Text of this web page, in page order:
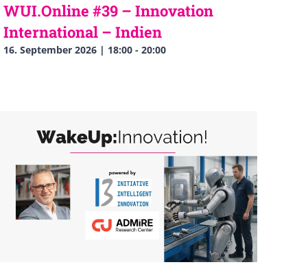
WUI.Online #39 – Innovation
International – Indien
16. September 2026 | 18:00- 20:00